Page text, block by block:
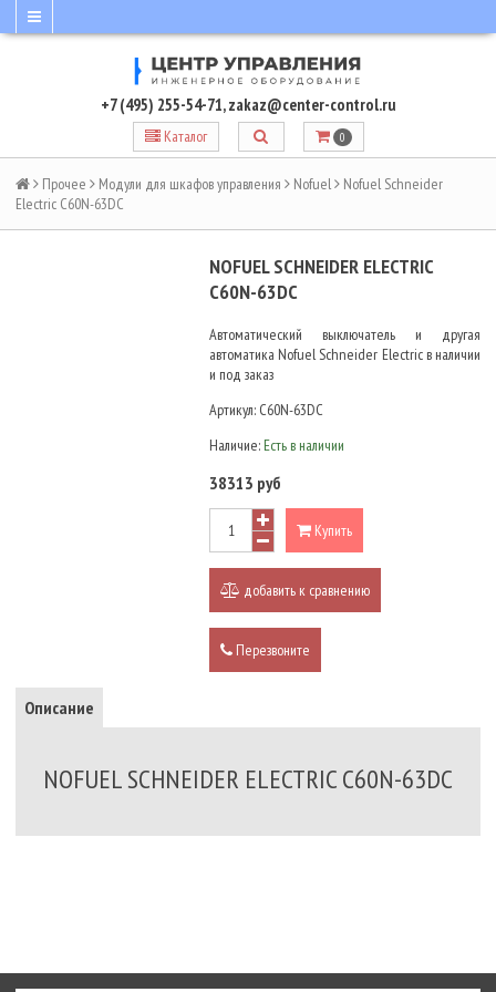
+7 (495) 255-54-71,zakaz@center-control.ru
Каталог 0
Прочее Модули для шкафов управления Nofuel
Nofuel Schneider
Electric C60N-63DC
NOFUEL SCHNEIDER ELECTRIC
C60N-63DC
Автоматический выключатель и другая
автоматика Nofuel Schneider Electric в наличии
и под заказ
Артикул: C60N-63DC
Наличие: Есть в наличии
38313 руб
Купить
добавить к сравнению
Перезвоните
Описание
NOFUEL SCHNEIDER ELECTRIC C60N-63DC